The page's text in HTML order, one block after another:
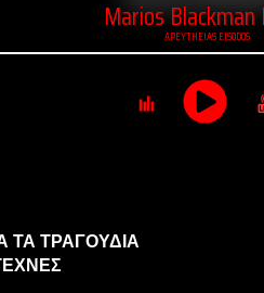
ΤΡΑΓΟΥΔΙΑ